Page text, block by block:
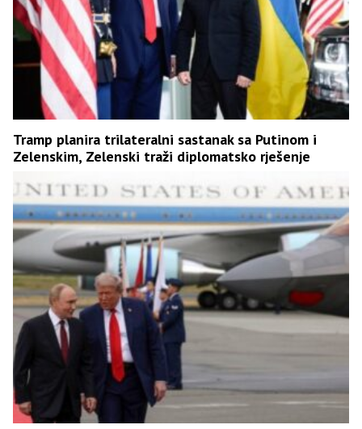
Tramp planira trilateralni sastanak sa Putinom i
Zelenskim, Zelenski traži diplomatsko rješenje